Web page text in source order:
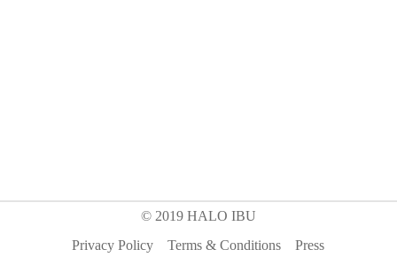
© 2019 HALO IBU
Privacy Policy
Terms & Conditions Press